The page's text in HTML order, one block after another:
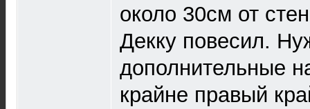
около 30см от
Декку повесил.
дополнительные
крайне правый